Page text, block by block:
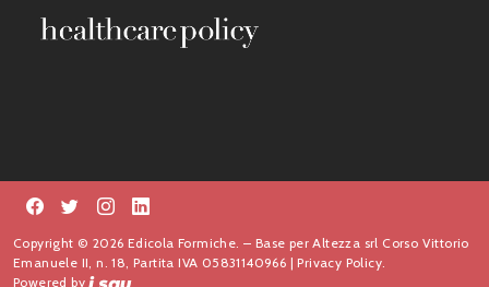
Copyright © 2026 Edicola Formiche. – Base per Altezza srl Corso Vittorio
Emanuele II, n. 18, Partita IVA 05831140966 |Privacy Policy.
Powered by